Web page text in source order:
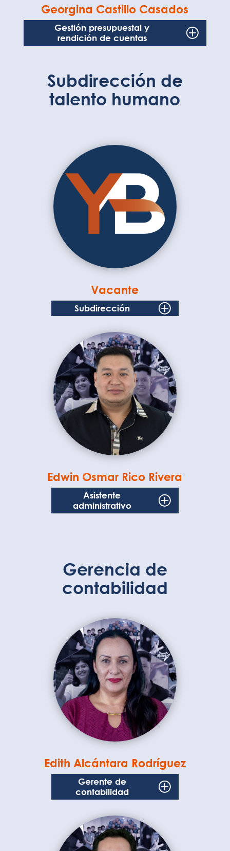
Georgina Castillo Casados
Gestión presupuestal y
rendición de cuentas
Subdirección de
talento humano
Vacante
Subdirección
Edwin Osmar Rico Rivera
Asistente
administrativo
Gerencia de
contabilidad
Edith Alcántara Rodríguez
Gerente de
contabilidad